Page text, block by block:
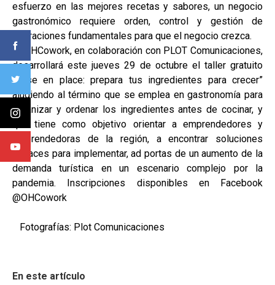
esfuerzo en las mejores recetas y sabores, un negocio
gastronómico requiere orden, control y gestión de
operaciones fundamentales para que el negocio crezca.
OHCowork, en colaboración con PLOT Comunicaciones,
desarrollará este jueves 29 de octubre el taller gratuito
“Mise en place: prepara tus ingredientes para crecer”
aludiendo al término que se emplea en gastronomía para
organizar y ordenar los ingredientes antes de cocinar, y
que tiene como objetivo orientar a emprendedores y
emprendedoras de la región, a encontrar soluciones
eficaces para implementar, ad portas de un aumento de la
demanda turística en un escenario complejo por la
pandemia. Inscripciones disponibles en Facebook
@OHCowork
Fotografías: Plot Comunicaciones
En este artículo